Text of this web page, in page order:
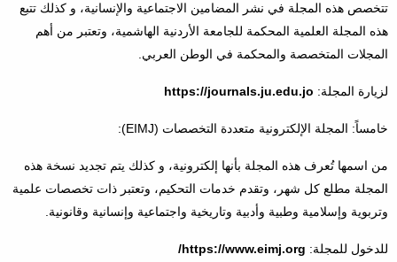
تتخصص هذه المجلة في نشر المضامين الاجتماعية والإنسانية، و كذلك تتبع
هذه المجلة العلمية المحكمة للجامعة الأردنية الهاشمية، وتعتبر من أهم
المجلات المتخصصة والمحكمة في الوطن العربي.
لزيارة المجلة: https://journals.ju.edu.jo
خامساً: المجلة الإلكترونية متعددة التخصصات (EIMJ):
من اسمها تُعرف هذه المجلة بأنها إلكترونية، و كذلك يتم تجديد نسخة هذه
المجلة مطلع كل شهر، وتقدم خدمات التحكيم، وتعتبر ذات تخصصات علمية
وتربوية وإسلامية وطبية وأدبية وتاريخية واجتماعية وإنسانية وقانونية.
للدخول للمجلة: https://www.eimj.org/